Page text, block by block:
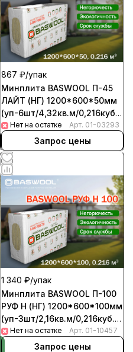
867 ₽/упак
Минплита BASWOOL П-45
ЛАЙТ (НГ) 1200*600*50мм
(уп-6шт/4,32кв.м/0,216куб.м)
(32уп/пал)
Нет на остатке Арт. 01-03293
Запрос цены
1 340 ₽/упак
Минплита BASWOOL П-100
РУФ Н (НГ) 1200*600*100мм
(уп-3шт/2,16кв.м/0,216куб.м)
(32уп/пал)
Нет на остатке Арт. 01-10457
Запрос цены